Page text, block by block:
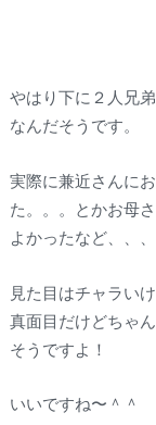
やはり下に２人兄
なんだそうです。
実際に兼近さんに
た。。。とかお母
よかったなど、、、
見た目はチャラい
真面目だけどちゃ
そうですよ！
いいですね〜＾＾